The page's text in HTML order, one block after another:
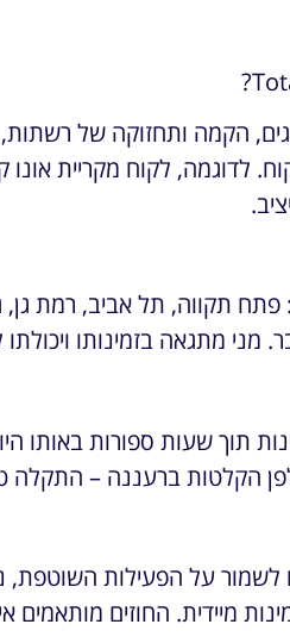
הקמה ותחזוקה של רשתות,
לדוגמה, לקוח מקריית
פתח תקווה, תל אביב, רמת
מני מתגאה בזמינותו
תוך שעות ספורות באותו
ברעננה – התקלה
על הפעילות השוטפת,
מיידית. החוזים